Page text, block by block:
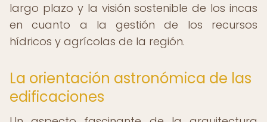
largo plazo y la visión sostenible de los incas
en cuanto a la gestión de los recursos
hídricos y agrícolas de la región.
La orientación astronómica de las
edificaciones